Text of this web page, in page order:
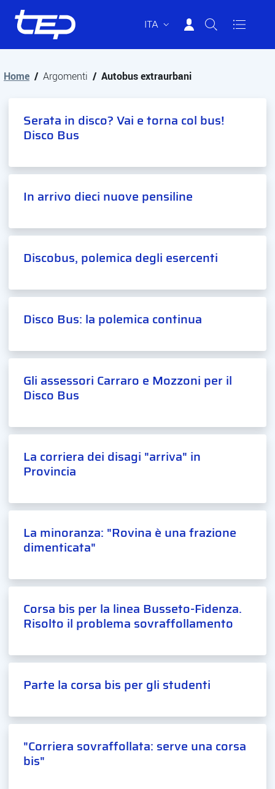
Tep - Trasporti pubblici ParmaITA
Home / Argomenti / Autobus extraurbani
Serata in disco? Vai e torna col bus!
Disco Bus
In arrivo dieci nuove pensiline
Discobus, polemica degli esercenti
Disco Bus: la polemica continua
Gli assessori Carraro e Mozzoni per il
Disco Bus
La corriera dei disagi "arriva" in
Provincia
La minoranza: "Rovina è una frazione
dimenticata"
Corsa bis per la linea Busseto-Fidenza.
Risolto il problema sovraffollamento
Parte la corsa bis per gli studenti
"Corriera sovraffollata: serve una corsa
bis"